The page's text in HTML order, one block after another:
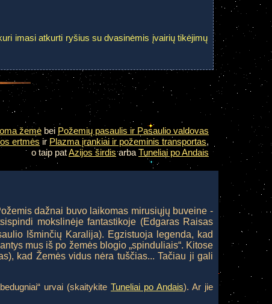
imasi atkurti ryšius su dvasinėmis įvairių tikėjimų
žemė bei Požemių pasaulis ir Pasaulio valdovas
ertmės ir Plazma įrankiai ir požeminis transportas,
o taip patAzijos širdisarba Tuneliai po Andais
dažnai buvo laikomas mirusiųjų buveine -
mokslinėje fantastikoje (Edgaras Raisas
Išminčių Karalija). Egzistuoja legenda, kad
mus iš po žemės blogio „spinduliais“. Kitose
kad Žemės vidus nėra tuščias... Tačiau ji gali
urvai (skaitykite Tuneliai po Andais). Ar jie